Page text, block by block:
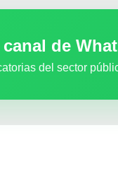
de
del sector